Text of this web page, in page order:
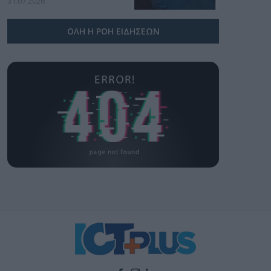
ΟΛΗ Η ΡΟΗ ΕΙΔΗΣΕΩΝ